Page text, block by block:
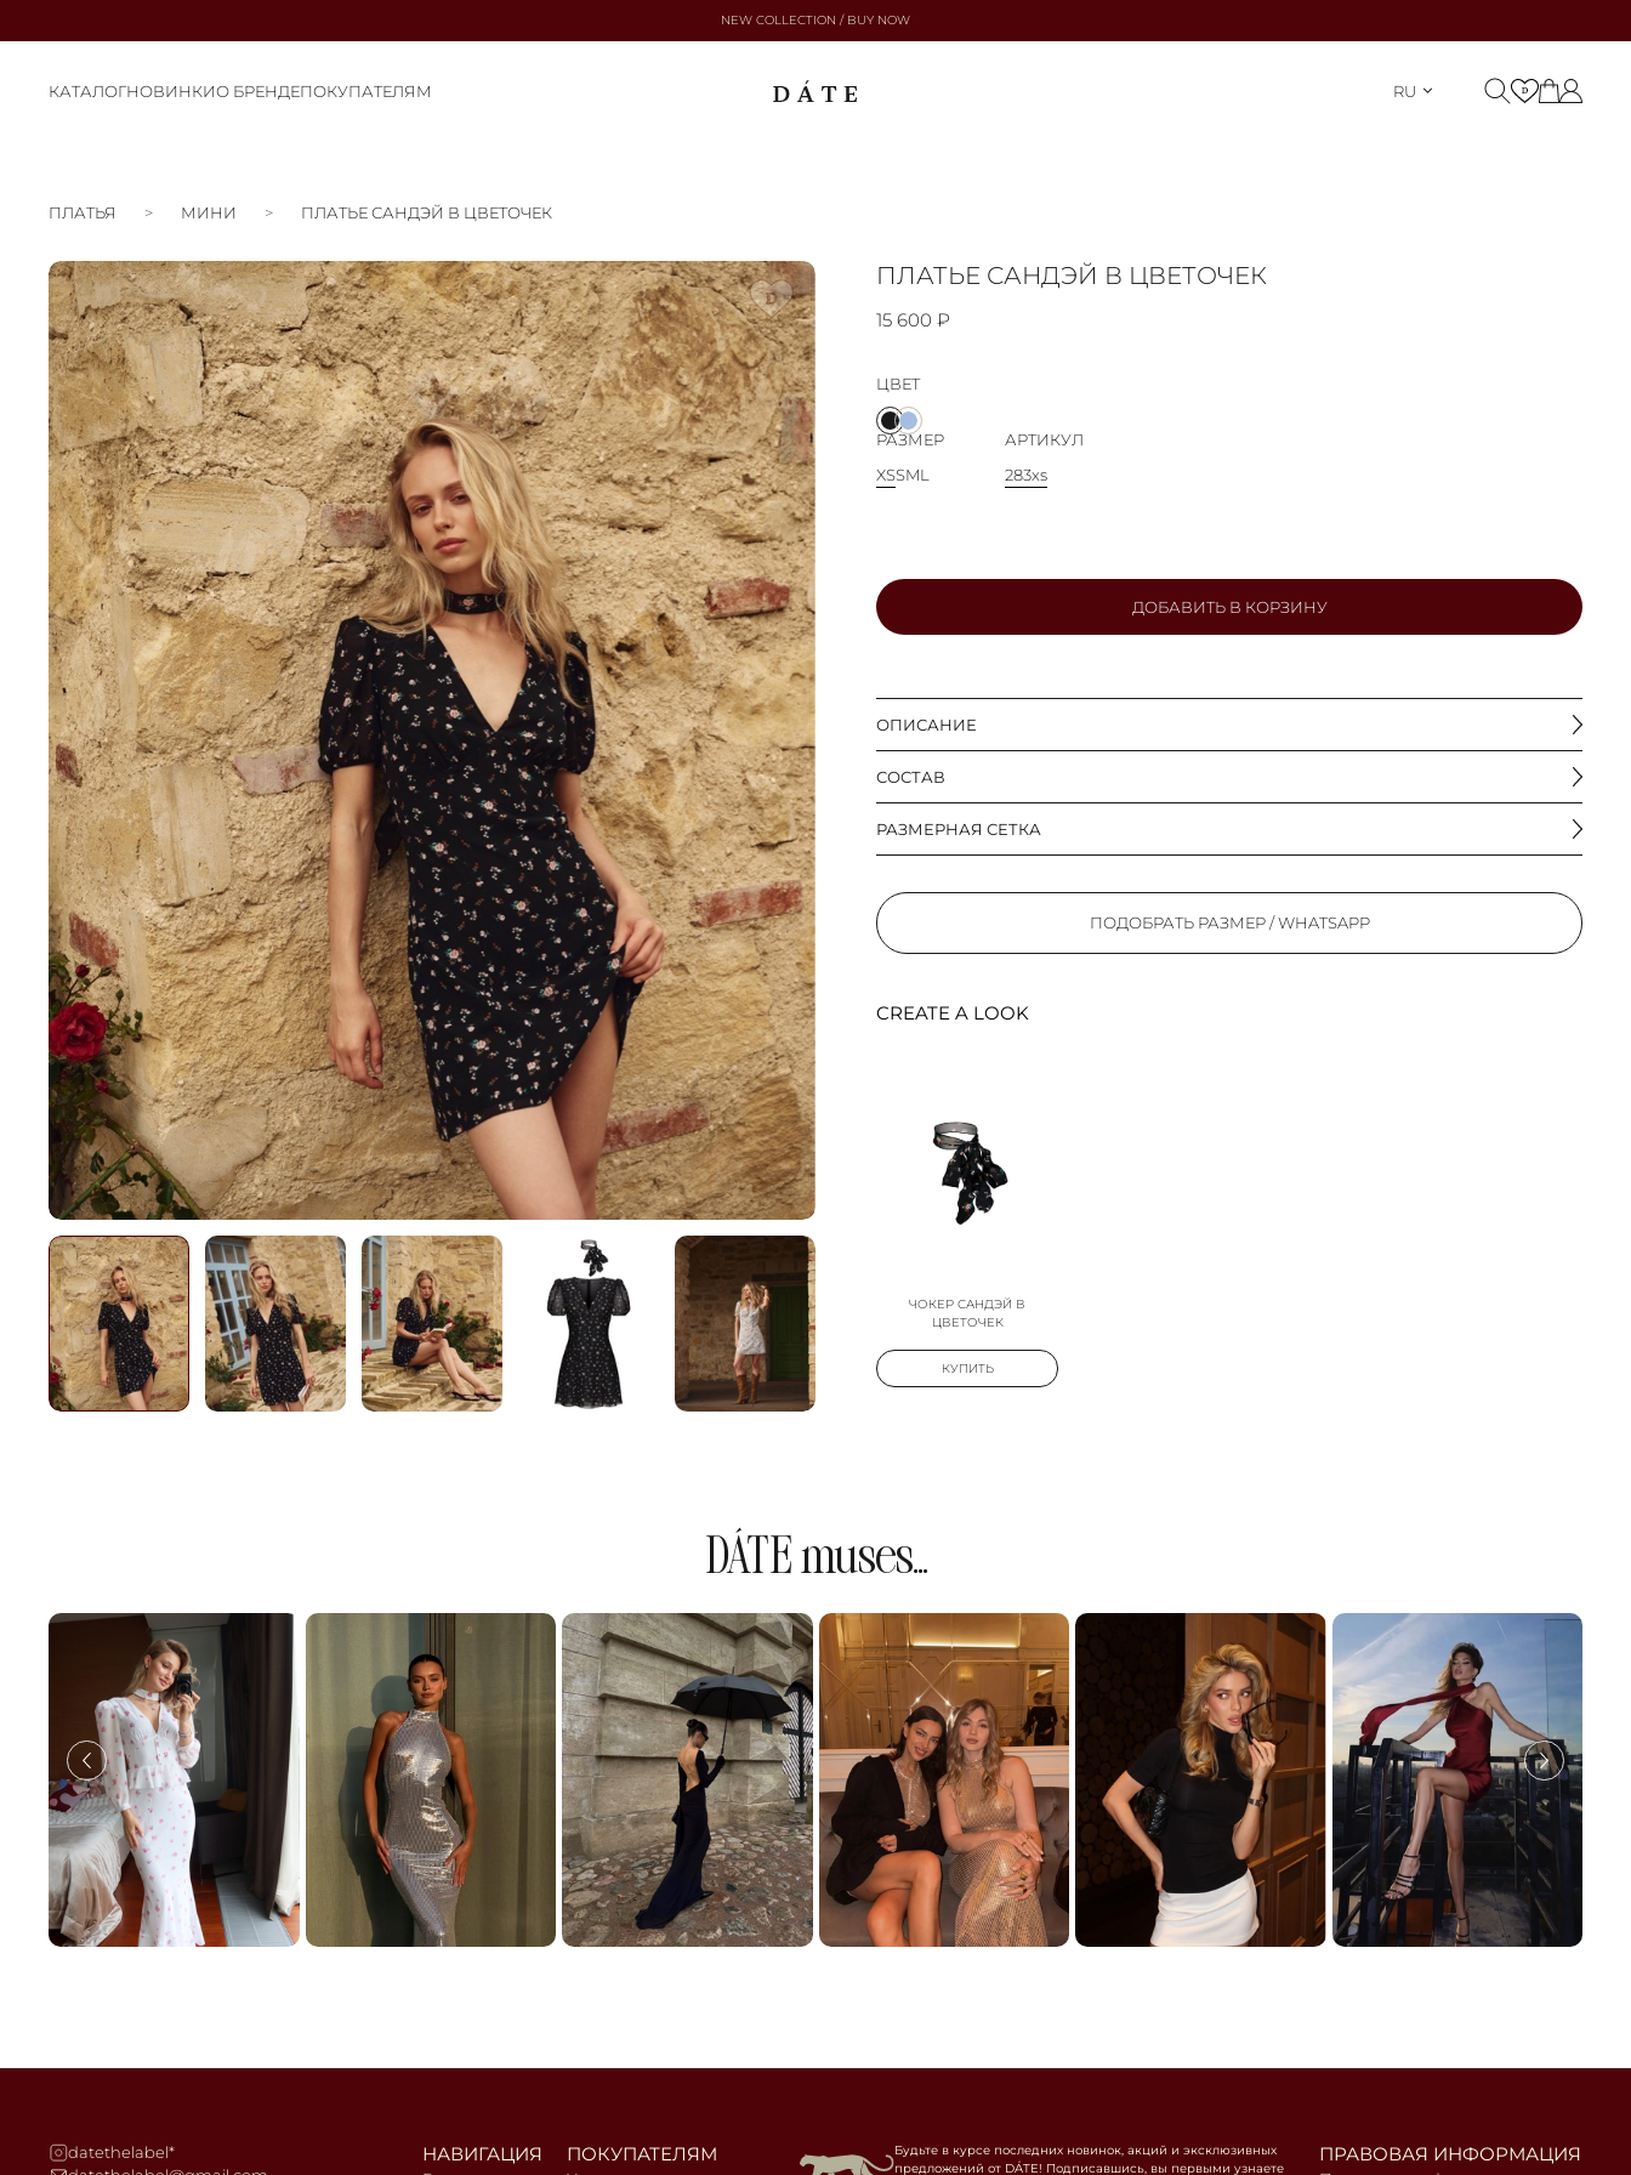
NEW COLLECTION / BUY NOW
RU
КАТАЛОГНОВИНКИО БРЕНДЕПОКУПАТЕЛЯМ
ПЛАТЬЯ МИНИ ПЛАТЬЕ САНДЭЙ В ЦВЕТОЧЕК
ПЛАТЬЕ САНДЭЙ В ЦВЕТОЧЕК
15 600 ₽
ДОБАВИТЬ В КОРЗИНУ
ЦВЕТ
РАЗМЕР
XSSML
АРТИКУЛ
283xs
ОПИСАНИЕ
СОСТАВ
РАЗМЕРНАЯ СЕТКА
ПОДОБРАТЬ РАЗМЕР / WHATSAPP
CREATE A LOOK
ЧОКЕР САНДЭЙ В
ЦВЕТОЧЕК
КУПИТЬ
DÁTE muses...
datethelabel*
НАВИГАЦИЯ ПОКУПАТЕЛЯМ ПРАВОВАЯ ИНФОРМАЦИЯ
Будьте в курсе последних новинок, акций и эксклюзивных
предложений от DÁTE! Подписавшись, вы первыми узнаете